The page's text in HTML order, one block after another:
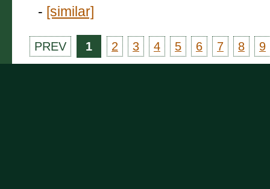
- [similar]
PREV 1 2 3 4 5 6 7 8 9